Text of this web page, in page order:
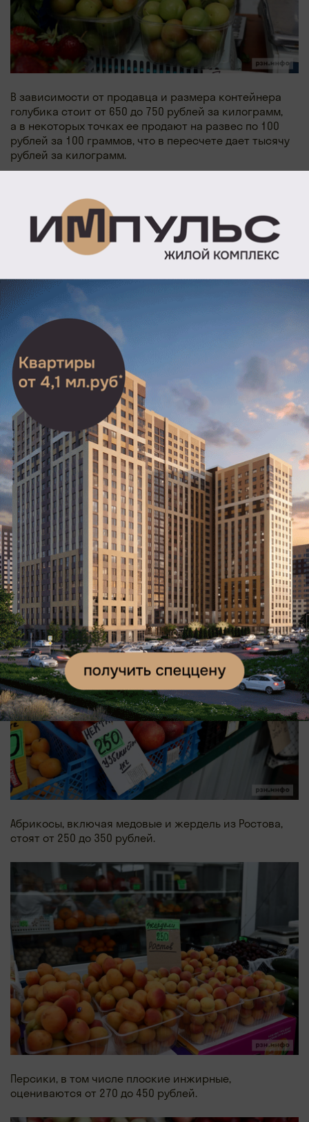
В зависимости от продавца и размера контейнера
голубика стоит от 650 до 750 рублей за килограмм,
а в некоторых точках ее продают на развес по 100
рублей за 100 граммов, что в пересчете дает тысячу
рублей за килограмм.
исключение. В прошлом году голубика была
настоящим деликатесом — крымская
и краснодарская стоила 1500-1600 рублей,
а марокканская и вовсе продавалась за 2000 рублей
Цены на фруктовый ряд выглядят более
демократично. Нектарины из Узбекистана
выставлены от 180 до 250 рублей за килограмм,
в зависимости от цвета и размера.
В прошлом году нектарины и персики стоили
в среднем 300 рублей за килограмм.
Абрикосы, включая медовые и жердель из Ростова,
стоят от 250 до 350 рублей.
Персики, в том числе плоские инжирные,
оцениваются от 270 до 450 рублей.